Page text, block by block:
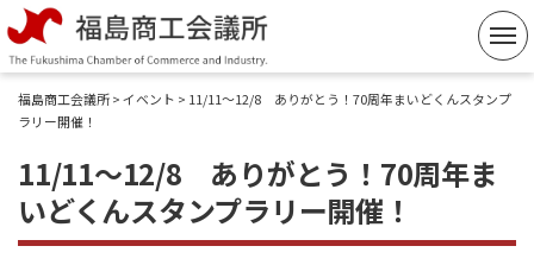
ン
テ
キ
福島商工会議所>イベント > 11/11～12/8 ありがとう！70周年まいどくんスタンプ
ラリー開催！
11/11～12/8 ありがとう！70周年ま
いどくんスタンプラリー開催！